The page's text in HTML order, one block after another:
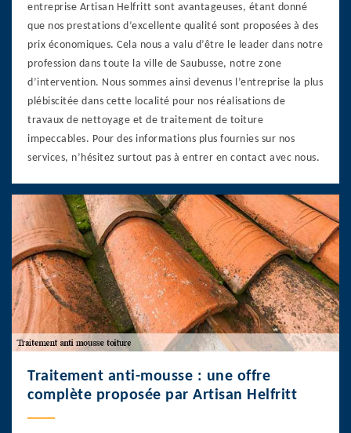
entreprise Artisan Helfritt sont avantageuses, étant donné
que nos prestations d’excellente qualité sont proposées à des
prix économiques. Cela nous a valu d’être le leader dans notre
profession dans toute la ville de Saubusse, notre zone
d’intervention. Nous sommes ainsi devenus l’entreprise la plus
plébiscitée dans cette localité pour nos réalisations de
travaux de nettoyage et de traitement de toiture
impeccables. Pour des informations plus fournies sur nos
services, n’hésitez surtout pas à entrer en contact avec nous.
Traitement anti-mousse : une offre
complète proposée par Artisan Helfritt